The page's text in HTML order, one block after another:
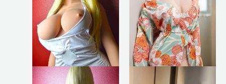
variations.
options
peuvent
être
choisies
Les